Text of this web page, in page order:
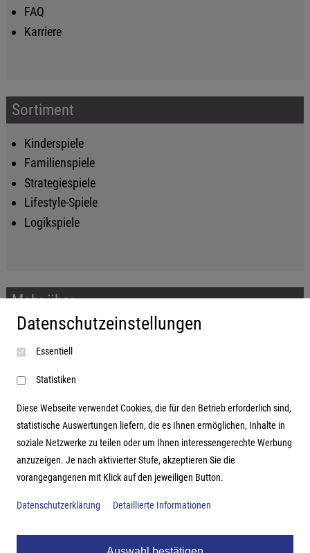
FAQ
Karriere
Sortiment
Kinderspiele
Familienspiele
Strategiespiele
Lifestyle-Spiele
Logikspiele
Mehr über...
Impressum
AGB
Datenschutzerklärung
Adresse
Hutter Trade GmbH + Co KG
Bgm.-Landmann-Platz 1-5
Datenschutzeinstellungen
Essentiell
Statistiken
Diese Webseite verwendet Cookies, die für den Betrieb erforderlich sind,
statistische Auswertungen liefern, die es Ihnen ermöglichen, Inhalte in
soziale Netzwerke zu teilen oder um Ihnen interessengerechte Werbung
anzuzeigen. Je nach aktivierter Stufe, akzeptieren Sie die
vorangegangenen mit Klick auf den jeweiligen Button.
Datenschutzerklärung Detaillierte Informationen